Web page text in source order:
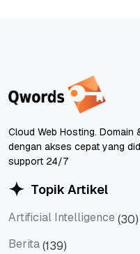
Cloud Web Hosting. Domain
dengan akses cepat yang
support 24/7
Topik Artikel
Artificial Intelligence (30)
Berita(139)